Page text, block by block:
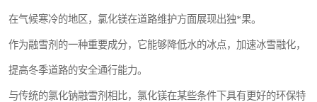
在气候寒冷的地区，氯化镁在道路维护方面展现出独*果。
作为融雪剂的一种重要成分，它能够降低水的冰点，加速冰雪融化，
提高冬季道路的安全通行能力。
与传统的氯化钠融雪剂相比，氯化镁在某些条件下具有更好的环保特